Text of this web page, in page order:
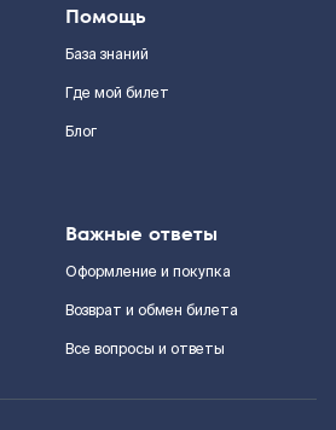
Помощь
База знаний
Где мой билет
Блог
Важные ответы
Оформление и покупка
Возврат и обмен билета
Все вопросы и ответы